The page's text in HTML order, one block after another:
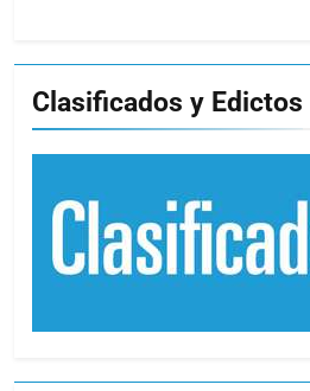
Clasificados y Edictos